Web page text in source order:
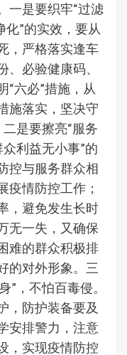
一是要织牢“过滤
化”的实效，要从
，严格落实逢车
必验健康码、
“六必”措施，从
施落实，坚决守
是要擦亮“服务
众利益无小事”的
控与服务群众相
疫情防控工作；
，避免发生长时
无一失，又确保
难的群众积极排
的对外形象。三
”，不怕百毒侵。
，防护装备要及
安排警力，注意
，实现疫情防控